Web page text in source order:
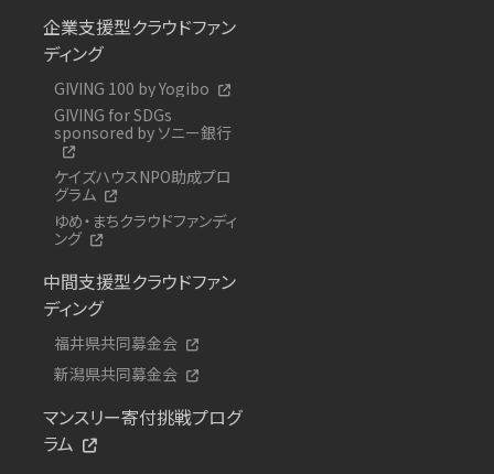
企業支援型クラウドファン
ディング
GIVING 100 by Yogibo
GIVING for SDGs
sponsored by ソニー銀行
ケイズハウスNPO助成プロ
グラム
ゆめ・まちクラウドファンディ
ング
中間支援型クラウドファン
ディング
福井県共同募金会
新潟県共同募金会
マンスリー寄付挑戦プログ
ラム